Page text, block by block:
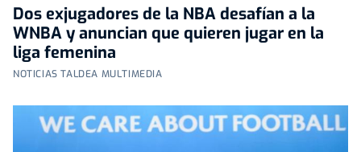
Dos exjugadores de la NBA desafían a la
WNBA y anuncian que quieren jugar en la
liga femenina
NOTICIAS TALDEA MULTIMEDIA